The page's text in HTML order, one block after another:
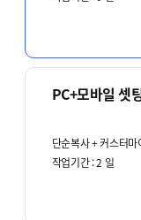
PC+모바일 셋
단순복사 + 커스터마
작업기간 :2 일